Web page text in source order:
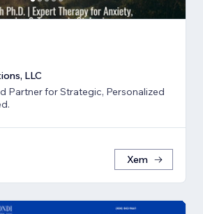
LLC
Partner for Strategic, Personalized
Xem